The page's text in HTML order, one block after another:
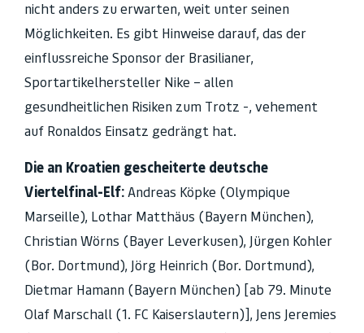
nicht anders zu erwarten, weit unter seinen
Möglichkeiten. Es gibt Hinweise darauf, das der
einflussreiche Sponsor der Brasilianer,
Sportartikelhersteller Nike – allen
gesundheitlichen Risiken zum Trotz -, vehement
auf Ronaldos Einsatz gedrängt hat.
Die an Kroatien gescheiterte deutsche
Viertelfinal-Elf: Andreas Köpke (Olympique
Marseille), Lothar Matthäus (Bayern München),
Christian Wörns (Bayer Leverkusen), Jürgen Kohler
(Bor. Dortmund), Jörg Heinrich (Bor. Dortmund),
Dietmar Hamann (Bayern München) [ab 79. Minute
Olaf Marschall (1. FC Kaiserslautern)], Jens Jeremies